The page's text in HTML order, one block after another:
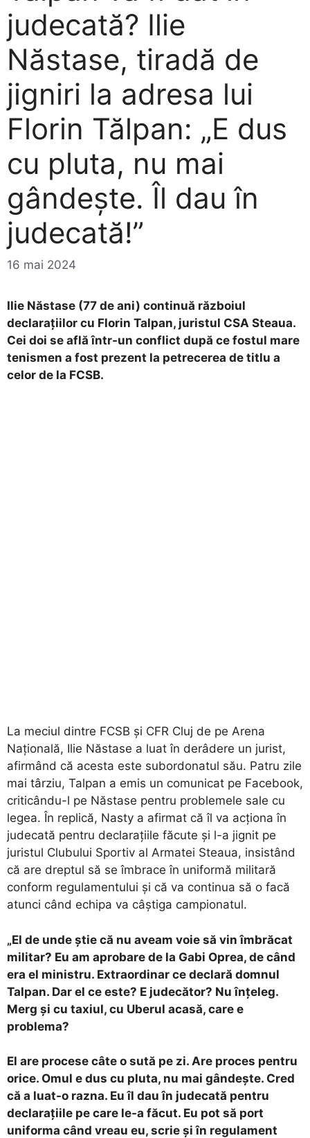
judecată? Ilie
Năstase, tiradă de
jigniri la adresa lui
Florin Tălpan: „E dus
cu pluta, nu mai
gândește. Îl dau în
judecată!”
16 mai 2024
Ilie Năstase (77 de ani) continuă războiul
declarațiilor cu Florin Talpan, juristul CSA Steaua.
Cei doi se află într-un conflict după ce fostul mare
tenismen a fost prezent la petrecerea de titlu a
celor de la FCSB.
La meciul dintre FCSB și CFR Cluj de pe Arena
Națională, Ilie Năstase a luat în derâdere un jurist,
afirmând că acesta este subordonatul său. Patru zile
mai târziu, Talpan a emis un comunicat pe Facebook,
criticându-l pe Năstase pentru problemele sale cu
legea. În replică, Nasty a afirmat că îl va acționa în
judecată pentru declarațiile făcute și l-a jignit pe
juristul Clubului Sportiv al Armatei Steaua, insistând
că are dreptul să se îmbrace în uniformă militară
conform regulamentului și că va continua să o facă
atunci când echipa va câștiga campionatul.
„El de unde ştie că nu aveam voie să vin îmbrăcat
militar? Eu am aprobare de la Gabi Oprea, de când
era el ministru. Extraordinar ce declară domnul
Talpan. Dar el ce este? E judecător? Nu înţeleg.
Merg şi cu taxiul, cu Uberul acasă, care e
problema?
El are procese câte o sută pe zi. Are proces pentru
orice. Omul e dus cu pluta, nu mai gândeşte. Cred
că a luat-o razna. Eu îl dau în judecată pentru
declaraţiile pe care le-a făcut. Eu pot să port
uniforma când vreau eu, scrie şi în regulament